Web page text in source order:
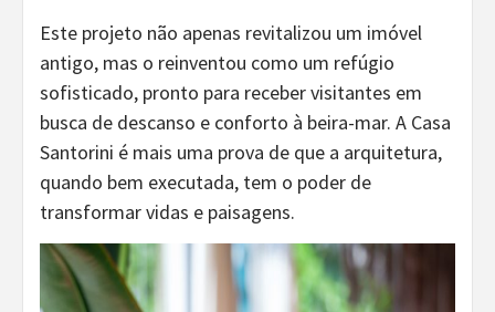
Este projeto não apenas revitalizou um imóvel
antigo, mas o reinventou como um refúgio
sofisticado, pronto para receber visitantes em
busca de descanso e conforto à beira-mar. A Casa
Santorini é mais uma prova de que a arquitetura,
quando bem executada, tem o poder de
transformar vidas e paisagens.